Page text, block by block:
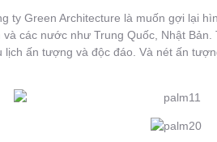
ty Green Architecture là muốn gợi lại
các nước như Trung Quốc, Nhật
lịch ấn tượng và độc đáo. Và nét ấn